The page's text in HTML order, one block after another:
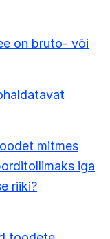
on bruto- või
mitmes
iga
riiki?